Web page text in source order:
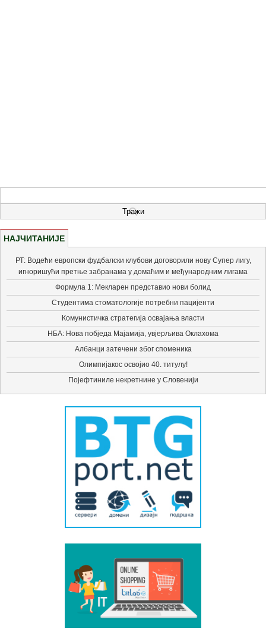
НАЈЧИТАНИЈЕ
РТ: Водећи европски фудбалски клубови договорили нову Супер лигу,
игноришући претње забранама у домаћим и међународним лигама
Формула 1: Мекларен представио нови болид
Студентима стоматологије потребни пацијенти
Комунистичка стратегија освајања власти
НБА: Нова побједа Мајамија, увјерљива Оклахома
Албанци затечени због споменика
Олимпијакос освојио 40. титулу!
Појефтиниле некретнине у Словенији